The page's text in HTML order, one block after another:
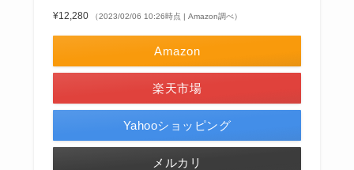
¥12,280 （2023/02/06 10:26時点 | Amazon調べ）
Amazon
楽天市場
Yahooショッピング
メルカリ